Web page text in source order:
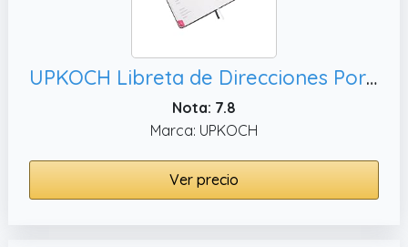
UPKOCH Libreta de Direcciones Portátil con Etiquetas Alfabéticas Organizador para Teléfonos y Direcciones Casa y Oficina Libro para Guardar Nombres Números y Correos Electrónicos Diseño
Nota: 7.8
Marca: UPKOCH
Ver precio